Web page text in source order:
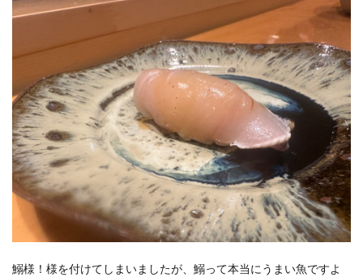
鰯様！様を付けてしまいましたが、鰯って本当にうまい魚ですよ